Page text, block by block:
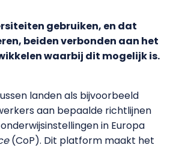
gebruiken, en dat
beiden verbonden aan het
waarbij dit mogelijk is.
landen als bijvoorbeeld
aan bepaalde richtlijnen
in Europa
(CoP). Dit platform maakt het